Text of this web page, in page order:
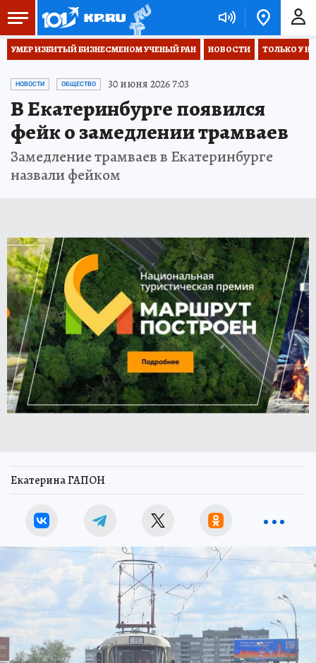
УМЕР ИЗБИТЫЙ БИЗНЕСМЕНОМ УЧЕНЫЙ РАН НОВОСТИ ТОЛЬКО У
НОВОСТИ ОБЩЕСТВО 30 июня 2026 7:03
В Екатеринбурге появился
фейк о замедлении трамваев
Замедление трамваев в Екатеринбурге
назвали фейком
Екатерина ГАПОН